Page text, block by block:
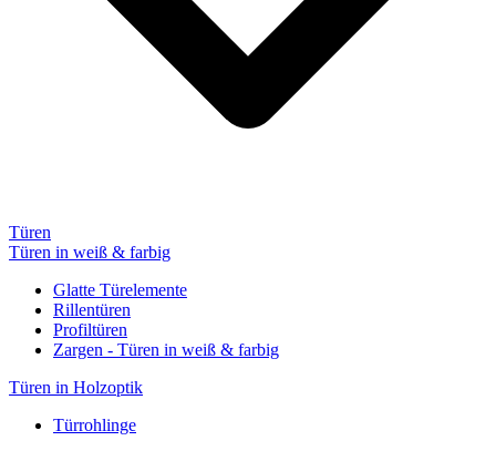
Türen
Türen in weiß & farbig
Glatte Türelemente
Rillentüren
Profiltüren
Zargen - Türen in weiß & farbig
Türen in Holzoptik
Türrohlinge